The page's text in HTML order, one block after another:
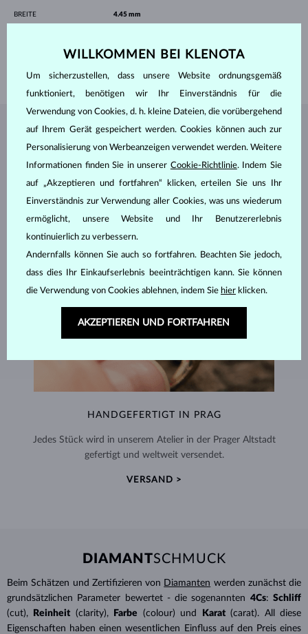
BREITE 4.45 mm
420.00 mm
SCHMUCK AUS DEMKLENOTA ATELIER
HANDGEFERTIGT IN PRAG
Jedes Stück wird in unserem Atelier in der Prager Altstadt
gefertigt und weltweit versendet.
VERSAND >
DIAMANTSCHMUCK
Beim Schätzen und Zertifizieren von Diamanten werden zunächst die
grundsätzlichen Parameter bewertet - die sogenannten 4Cs: Schliff
(cut),
Reinheit (clarity), Farbe (colour) und Karat (carat). All diese
Eigenschaften haben einen wesentlichen Einfluss auf den Preis eines
WILLKOMMEN BEI KLENOTA
Um sicherzustellen, dass unsere Website ordnungsgemäß
funktioniert, benötigen wir Ihr Einverständnis für die
Verwendung von Cookies, d. h. kleine Dateien, die vorübergehend
auf Ihrem Gerät gespeichert werden. Cookies können auch zur
Personalisierung von Werbeanzeigen verwendet werden. Weitere
Informationen finden Sie in unserer Cookie-Richtlinie. Indem Sie
auf „Akzeptieren und fortfahren“ klicken, erteilen Sie uns Ihr
Einverständnis zur Verwendung aller Cookies, was uns wiederum
ermöglicht, unsere Website und Ihr Benutzererlebnis
kontinuierlich zu verbessern.
Andernfalls können Sie auch so fortfahren. Beachten Sie jedoch,
dass dies Ihr Einkaufserlebnis beeinträchtigen kann. Sie können
die Verwendung von Cookies ablehnen, indem Sie hier klicken.
AKZEPTIEREN UND FORTFAHREN